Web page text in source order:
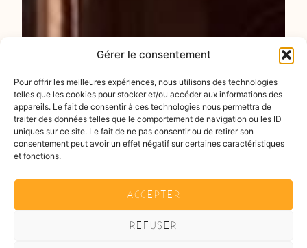
Gérer le consentement
Pour offrir les meilleures expériences, nous utilisons des technologies
telles que les cookies pour stocker et/ou accéder aux informations des
appareils. Le fait de consentir à ces technologies nous permettra de
traiter des données telles que le comportement de navigation ou les ID
uniques sur ce site. Le fait de ne pas consentir ou de retirer son
consentement peut avoir un effet négatif sur certaines caractéristiques
et fonctions.
ACCEPTER
REFUSER